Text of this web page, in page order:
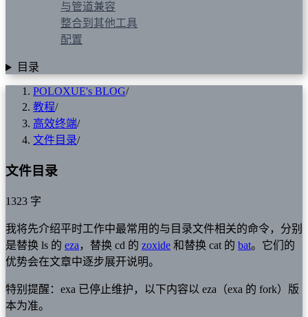
与管道兼容
整合到其他工具
配置
目录
POLOXUE's BLOG/
教程/
高效终端/
文件目录/
文件目录
1323 字
我将先介绍平时工作中最常用的与目录文件相关的命令，分别
是替换 ls 的 eza ，替换 cd 的 zoxide 和替换 cat 的 bat。它们的
优势会在文章中逐步展开说明。
特别提醒：exa 已停止维护，以下内容以 eza（exa 的 fork）版
本为准。